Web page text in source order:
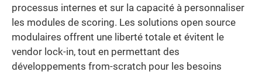
processus internes et sur la capacité à personnaliser
les modules de scoring. Les solutions open source
modulaires offrent une liberté totale et évitent le
vendor lock-in, tout en permettant des
développements from-scratch pour les besoins